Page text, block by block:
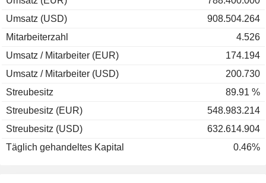
Umsatz (USD)
908.504.264
Mitarbeiterzahl
4.526
Umsatz / Mitarbeiter (EUR)
174.194
Umsatz / Mitarbeiter (USD)
200.730
Streubesitz
89.91 %
Streubesitz (EUR)
548.983.214
Streubesitz (USD)
632.614.904
Täglich gehandeltes Kapital
0.46%